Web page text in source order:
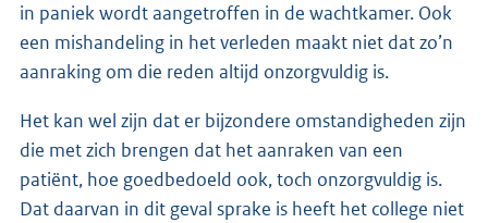
in paniek wordt aangetroffen in de wachtkamer. Ook
een mishandeling in het verleden maakt niet dat zo’n
aanraking om die reden altijd onzorgvuldig is.
Het kan wel zijn dat er bijzondere omstandigheden zijn
die met zich brengen dat het aanraken van een
patiënt, hoe goedbedoeld ook, toch onzorgvuldig is.
Dat daarvan in dit geval sprake is heeft het college niet